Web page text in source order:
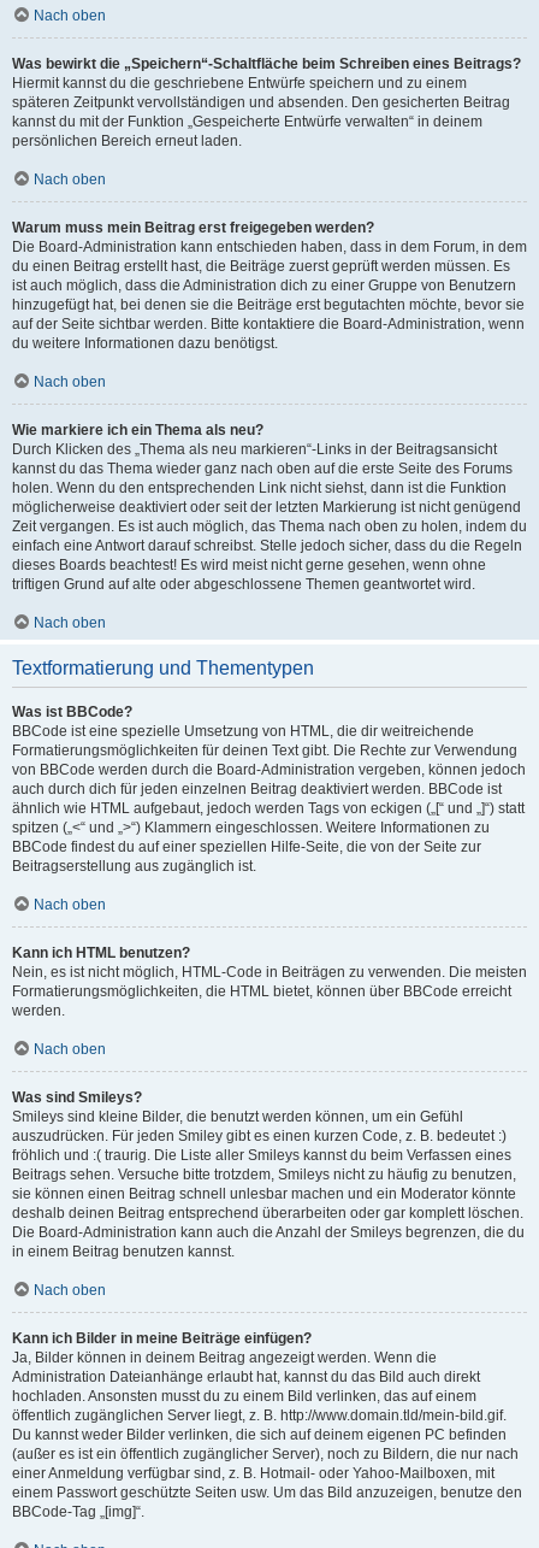
Nach oben
Was bewirkt die „Speichern“-Schaltfläche beim Schreiben eines Beitrags?
Hiermit kannst du die geschriebene Entwürfe speichern und zu einem
späteren Zeitpunkt vervollständigen und absenden. Den gesicherten Beitrag
kannst du mit der Funktion „Gespeicherte Entwürfe verwalten“ in deinem
persönlichen Bereich erneut laden.
Nach oben
Warum muss mein Beitrag erst freigegeben werden?
Die Board-Administration kann entschieden haben, dass in dem Forum, in dem
du einen Beitrag erstellt hast, die Beiträge zuerst geprüft werden müssen. Es
ist auch möglich, dass die Administration dich zu einer Gruppe von Benutzern
hinzugefügt hat, bei denen sie die Beiträge erst begutachten möchte, bevor sie
auf der Seite sichtbar werden. Bitte kontaktiere die Board-Administration, wenn
du weitere Informationen dazu benötigst.
Nach oben
Wie markiere ich ein Thema als neu?
Durch Klicken des „Thema als neu markieren“-Links in der Beitragsansicht
kannst du das Thema wieder ganz nach oben auf die erste Seite des Forums
holen. Wenn du den entsprechenden Link nicht siehst, dann ist die Funktion
möglicherweise deaktiviert oder seit der letzten Markierung ist nicht genügend
Zeit vergangen. Es ist auch möglich, das Thema nach oben zu holen, indem du
einfach eine Antwort darauf schreibst. Stelle jedoch sicher, dass du die Regeln
dieses Boards beachtest! Es wird meist nicht gerne gesehen, wenn ohne
triftigen Grund auf alte oder abgeschlossene Themen geantwortet wird.
Nach oben
Textformatierung und Thementypen
Was ist BBCode?
BBCode ist eine spezielle Umsetzung von HTML, die dir weitreichende
Formatierungsmöglichkeiten für deinen Text gibt. Die Rechte zur Verwendung
von BBCode werden durch die Board-Administration vergeben, können jedoch
auch durch dich für jeden einzelnen Beitrag deaktiviert werden. BBCode ist
ähnlich wie HTML aufgebaut, jedoch werden Tags von eckigen („[“ und „]“) statt
spitzen („<“ und „>“) Klammern eingeschlossen. Weitere Informationen zu
BBCode findest du auf einer speziellen Hilfe-Seite, die von der Seite zur
Beitragserstellung aus zugänglich ist.
Nach oben
Kann ich HTML benutzen?
Nein, es ist nicht möglich, HTML-Code in Beiträgen zu verwenden. Die meisten
Formatierungsmöglichkeiten, die HTML bietet, können über BBCode erreicht
werden.
Nach oben
Was sind Smileys?
Smileys sind kleine Bilder, die benutzt werden können, um ein Gefühl
auszudrücken. Für jeden Smiley gibt es einen kurzen Code, z. B. bedeutet :)
fröhlich und :( traurig. Die Liste aller Smileys kannst du beim Verfassen eines
Beitrags sehen. Versuche bitte trotzdem, Smileys nicht zu häufig zu benutzen,
sie können einen Beitrag schnell unlesbar machen und ein Moderator könnte
deshalb deinen Beitrag entsprechend überarbeiten oder gar komplett löschen.
Die Board-Administration kann auch die Anzahl der Smileys begrenzen, die du
in einem Beitrag benutzen kannst.
Nach oben
Kann ich Bilder in meine Beiträge einfügen?
Ja, Bilder können in deinem Beitrag angezeigt werden. Wenn die
Administration Dateianhänge erlaubt hat, kannst du das Bild auch direkt
hochladen. Ansonsten musst du zu einem Bild verlinken, das auf einem
öffentlich zugänglichen Server liegt, z. B. http://www.domain.tld/mein-bild.gif.
Du kannst weder Bilder verlinken, die sich auf deinem eigenen PC befinden
(außer es ist ein öffentlich zugänglicher Server), noch zu Bildern, die nur nach
einer Anmeldung verfügbar sind, z. B. Hotmail- oder Yahoo-Mailboxen, mit
einem Passwort geschützte Seiten usw. Um das Bild anzuzeigen, benutze den
BBCode-Tag „[img]“.